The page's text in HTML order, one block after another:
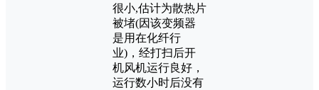
很小,估计为散热片
被堵(因该变频器
是用在化纤行
业)，经打扫后开
机风机运行良好，
运行数小时后没有